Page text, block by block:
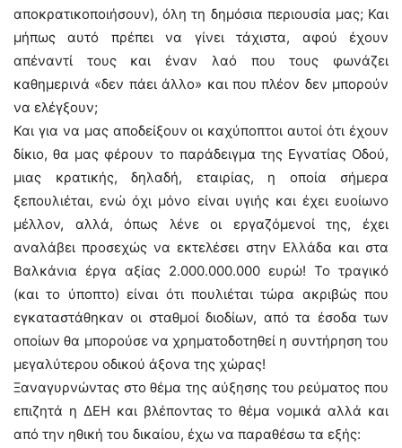
αποκρατικοποιήσουν), όλη τη δημόσια περιουσία μας; Και
μήπως αυτό πρέπει να γίνει τάχιστα, αφού έχουν
απέναντί τους και έναν λαό που τους φωνάζει
καθημερινά «δεν πάει άλλο» και που πλέον δεν μπορούν
να ελέγξουν;
Και για να μας αποδείξουν οι καχύποπτοι αυτοί ότι έχουν
δίκιο, θα μας φέρουν το παράδειγμα της Εγνατίας Οδού,
μιας κρατικής, δηλαδή, εταιρίας, η οποία σήμερα
ξεπουλιέται, ενώ όχι μόνο είναι υγιής και έχει ευοίωνο
μέλλον, αλλά, όπως λένε οι εργαζόμενοί της, έχει
αναλάβει προσεχώς να εκτελέσει στην Ελλάδα και στα
Βαλκάνια έργα αξίας 2.000.000.000 ευρώ! Το τραγικό
(και το ύποπτο) είναι ότι πουλιέται τώρα ακριβώς που
εγκαταστάθηκαν οι σταθμοί διοδίων, από τα έσοδα των
οποίων θα μπορούσε να χρηματοδοτηθεί η συντήρηση του
μεγαλύτερου οδικού άξονα της χώρας!
Ξαναγυρνώντας στο θέμα της αύξησης του ρεύματος που
επιζητά η ΔΕΗ και βλέποντας το θέμα νομικά αλλά και
από την ηθική του δικαίου, έχω να παραθέσω τα εξής: